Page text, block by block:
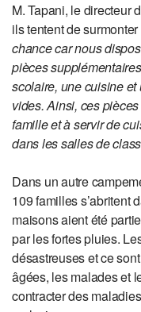
M. Tapani, le directeur
ils tentent de
chance car nous
pièces
scolaire, une cuisine
vides. Ainsi, ces
famille et à servir de
dans les salles de
Dans un autre
109 familles s’abritent
maisons aient été
par les fortes pluies.
désastreuses et ce
âgées, les malades et
contracter des